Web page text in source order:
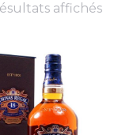
affichés